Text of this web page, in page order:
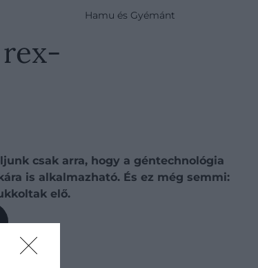
Hamu és Gyémánt
csak arra, hogy a géntechnológia
is alkalmazható. És ez még semmi:
elő.